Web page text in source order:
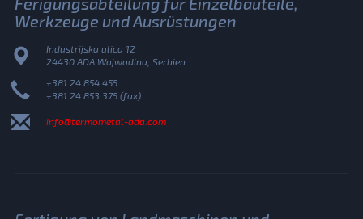
Werkzeuge und Ausrüstungen
Industrijska ulica 12
24430 ADA Wojwodina, Serbien
+381 24 854 455
+381 24 853 375 (fax)
info@termometal-ada.com